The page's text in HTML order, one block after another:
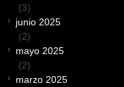
(3)
junio 2025
(2)
mayo 2025
(2)
marzo 2025